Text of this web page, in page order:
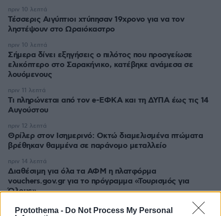
Protothema - Do Not Process My Personal
Τέσσερις Αιγύπτιοι χτύπησαν 19χρονο για να τον
ληστέψουν στο Ωραιόκαστρο
πριν 10 λεπτά
Σήμερα δίνει εξηγήσεις ο πιλότος που προσγείωσε
ελικόπτερο στο Σαρακήνικο, κατέβηκε ανάμεσα σε
λουόμενους
πριν 10 λεπτά
Τι πληρώνεται από τον e-ΕΦΚΑ και τη ΔΥΠΑ έως τις 14
Αυγούστου
πριν 11 λεπτά
Θρίλερ στον Ισημερινό: Οκτώ διαμελισμένα πτώματα
βρέθηκαν θαμμένα σε παράνομο μεταλλείο
πριν 12 λεπτά
Διαθέσιμη για όλα τα ΑΦΜ η πλατφόρμα
vouchers.gov.gr για το πρόγραμμα «Τουρισμός για
Όλους»
πριν 14 λεπτά
πριν 15 λεπτά